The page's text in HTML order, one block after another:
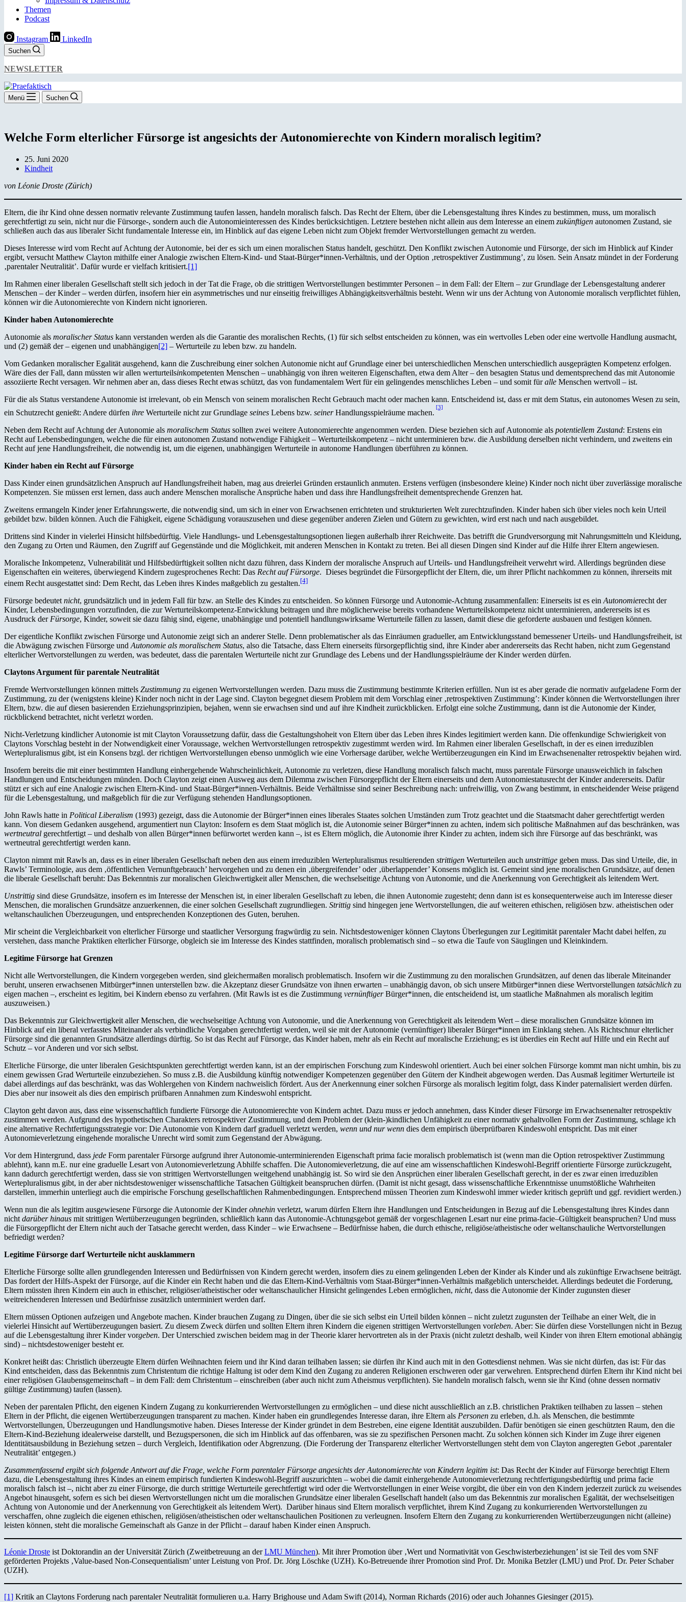
Themen
Podcast
Instagram LinkedIn
Suchen
NEWSLETTER
Menü Suchen
Welche Form elterlicher Fürsorge ist angesichts der Autonomierechte von Kindern moralisch legitim?
25. Juni 2020
Kindheit
von Léonie Droste (Zürich)
Eltern, die ihr Kind ohne dessen normativ relevante Zustimmung taufen lassen, handeln moralisch falsch. Das Recht der Eltern, über die Lebensgestaltung ihres Kindes zu bestimmen, muss, um moralisch
gerechtfertigt zu sein, nicht nur die Fürsorge-, sondern auch die Autonomieinteressen des Kindes berücksichtigen. Letztere bestehen nicht allein aus dem Interesse an einem zukünftigen autonomen Zustand, sie
schließen auch das aus liberaler Sicht fundamentale Interesse ein, im Hinblick auf das eigene Leben nicht zum Objekt fremder Wertvorstellungen gemacht zu werden.
Dieses Interesse wird vom Recht auf Achtung der Autonomie, bei der es sich um einen moralischen Status handelt, geschützt. Den Konflikt zwischen Autonomie und Fürsorge, der sich im Hinblick auf Kinder
ergibt, versucht Matthew Clayton mithilfe einer Analogie zwischen Eltern-Kind- und Staat-Bürger*innen-Verhältnis, und der Option ‚retrospektiver Zustimmung’, zu lösen. Sein Ansatz mündet in der Forderung
‚parentaler Neutralität’. Dafür wurde er vielfach kritisiert.[1]
Im Rahmen einer liberalen Gesellschaft stellt sich jedoch in der Tat die Frage, ob die strittigen Wertvorstellungen bestimmter Personen – in dem Fall: der Eltern – zur Grundlage der Lebensgestaltung anderer
Menschen – der Kinder – werden dürfen, insofern hier ein asymmetrisches und nur einseitig freiwilliges Abhängigkeitsverhältnis besteht. Wenn wir uns der Achtung von Autonomie moralisch verpflichtet fühlen,
können wir die Autonomierechte von Kindern nicht ignorieren.
Kinder haben Autonomierechte
Autonomie als moralischer Status kann verstanden werden als die Garantie des moralischen Rechts, (1) für sich selbst entscheiden zu können, was ein wertvolles Leben oder eine wertvolle Handlung ausmacht,
und (2) gemäß der – eigenen und unabhängigen[2] – Werturteile zu leben bzw. zu handeln.
Vom Gedanken moralischer Egalität ausgehend, kann die Zuschreibung einer solchen Autonomie nicht auf Grundlage einer bei unterschiedlichen Menschen unterschiedlich ausgeprägten Kompetenz erfolgen.
Wäre dies der Fall, dann müssten wir allen werturteilsinkompetenten Menschen – unabhängig von ihren weiteren Eigenschaften, etwa dem Alter – den besagten Status und dementsprechend das mit Autonomie
assoziierte Recht versagen. Wir nehmen aber an, dass dieses Recht etwas schützt, das von fundamentalem Wert für ein gelingendes menschliches Leben – und somit füralle Menschen wertvoll – ist.
Für die als Status verstandene Autonomie ist irrelevant, ob ein Mensch von seinem moralischen Recht Gebrauch macht oder machen kann. Entscheidend ist, dass er mit dem Status, ein autonomes Wesen zu sein,
ein Schutzrecht genießt: Andere dürfen ihre Werturteile nicht zur Grundlage seines Lebens bzw. seinerHandlungsspielräume machen.
[3]
Neben dem Recht auf Achtung der Autonomie als moralischem Status sollten zwei weitere Autonomierechte angenommen werden. Diese beziehen sich auf Autonomie als potentiellem Zustand: Erstens ein
Recht auf Lebensbedingungen, welche die für einen autonomen Zustand notwendige Fähigkeit – Werturteilskompetenz – nicht unterminieren bzw. die Ausbildung derselben nicht verhindern, und zweitens ein
Recht auf jene Handlungsfreiheit, die notwendig ist, um die eigenen, unabhängigen Werturteile in autonome Handlungen überführen zu können.
Kinder haben ein Recht auf Fürsorge
Dass Kinder einen grundsätzlichen Anspruch auf Handlungsfreiheit haben, mag aus dreierlei Gründen erstaunlich anmuten. Erstens verfügen (insbesondere kleine) Kinder noch nicht über zuverlässige moralische
Kompetenzen. Sie müssen erst lernen, dass auch andere Menschen moralische Ansprüche haben und dass ihre Handlungsfreiheit dementsprechende Grenzen hat.
Zweitens ermangeln Kinder jener Erfahrungswerte, die notwendig sind, um sich in einer von Erwachsenen errichteten und strukturierten Welt zurechtzufinden. Kinder haben sich über vieles noch kein Urteil
gebildet bzw. bilden können. Auch die Fähigkeit, eigene Schädigung vorauszusehen und diese gegenüber anderen Zielen und Gütern zu gewichten, wird erst nach und nach ausgebildet.
Drittens sind Kinder in vielerlei Hinsicht hilfsbedürftig. Viele Handlungs- und Lebensgestaltungsoptionen liegen außerhalb ihrer Reichweite. Das betrifft die Grundversorgung mit Nahrungsmitteln und Kleidung,
den Zugang zu Orten und Räumen, den Zugriff auf Gegenstände und die Möglichkeit, mit anderen Menschen in Kontakt zu treten. Bei all diesen Dingen sind Kinder auf die Hilfe ihrer Eltern angewiesen.
Moralische Inkompetenz, Vulnerabilität und Hilfsbedürftigkeit sollten nicht dazu führen, dass Kindern der moralische Anspruch auf Urteils- und Handlungsfreiheit verwehrt wird. Allerdings begründen diese
Eigenschaften ein weiteres, überwiegend Kindern zugesprochenes Recht: Das Recht auf Fürsorge. Dieses begründet die Fürsorgepflicht der Eltern, die, um ihrer Pflicht nachkommen zu können, ihrerseits mit
einem Recht ausgestattet sind: Dem Recht, das Leben ihres Kindes maßgeblich zu gestalten.[4]
Fürsorge bedeutet nicht, grundsätzlich und in jedem Fall für bzw. an Stelle des Kindes zu entscheiden. So können Fürsorge und Autonomie-Achtung zusammenfallen: Einerseits ist es ein Autonomierecht der
Kinder, Lebensbedingungen vorzufinden, die zur Werturteilskompetenz-Entwicklung beitragen und ihre möglicherweise bereits vorhandene Werturteilskompetenz nicht unterminieren, andererseits ist es
Ausdruck der Fürsorge, Kinder, soweit sie dazu fähig sind, eigene, unabhängige und potentiell handlungswirksame Werturteile fällen zu lassen, damit diese die geforderte ausbauen und festigen können.
Der eigentliche Konflikt zwischen Fürsorge und Autonomie zeigt sich an anderer Stelle. Denn problematischer als das Einräumen gradueller, am Entwicklungsstand bemessener Urteils- und Handlungsfreiheit, ist
die Abwägung zwischen Fürsorge und Autonomie als moralischem Status, also die Tatsache, dass Eltern einerseits fürsorgepflichtig sind, ihre Kinder aber andererseits das Recht haben, nicht zum Gegenstand
elterlicher Wertvorstellungen zu werden, was bedeutet, dass die parentalen Werturteile nicht zur Grundlage des Lebens und der Handlungsspielräume der Kinder werden dürfen.
Claytons Argument für parentale Neutralität
Fremde Wertvorstellungen können mittels Zustimmung zu eigenen Wertvorstellungen werden. Dazu muss die Zustimmung bestimmte Kriterien erfüllen. Nun ist es aber gerade die normativ aufgeladene Form der
Zustimmung, zu der (wenigstens kleine) Kinder noch nicht in der Lage sind. Clayton begegnet diesem Problem mit dem Vorschlag einer ‚retrospektiven Zustimmung’: Kinder können die Wertvorstellungen ihrer
Eltern, bzw. die auf diesen basierenden Erziehungsprinzipien, bejahen, wenn sie erwachsen sind und auf ihre Kindheit zurückblicken. Erfolgt eine solche Zustimmung, dann ist die Autonomie der Kinder,
rückblickend betrachtet, nicht verletzt worden.
Nicht-Verletzung kindlicher Autonomie ist mit Clayton Voraussetzung dafür, dass die Gestaltungshoheit von Eltern über das Leben ihres Kindes legitimiert werden kann. Die offenkundige Schwierigkeit von
Claytons Vorschlag besteht in der Notwendigkeit einer Voraussage, welchen Wertvorstellungen retrospektiv zugestimmt werden wird. Im Rahmen einer liberalen Gesellschaft, in der es einen irreduziblen
Wertepluralismus gibt, ist ein Konsens bzgl. der richtigen Wertvorstellungen ebenso unmöglich wie eine Vorhersage darüber, welche Wertüberzeugungen ein Kind im Erwachsenenalter retrospektiv bejahen wird.
Insofern bereits die mit einer bestimmten Handlung einhergehende Wahrscheinlichkeit, Autonomie zu verletzen, diese Handlung moralisch falsch macht, muss parentale Fürsorge unausweichlich in falschen
Handlungen und Entscheidungen münden. Doch Clayton zeigt einen Ausweg aus dem Dilemma zwischen Fürsorgepflicht der Eltern einerseits und dem Autonomiestatusrecht der Kinder andererseits. Dafür
stützt er sich auf eine Analogie zwischen Eltern-Kind- und Staat-Bürger*innen-Verhältnis. Beide Verhältnisse sind seiner Beschreibung nach: unfreiwillig, von Zwang bestimmt, in entscheidender Weise prägend
für die Lebensgestaltung, und maßgeblich für die zur Verfügung stehenden Handlungsoptionen.
John Rawls hatte in Political Liberalism (1993) gezeigt, dass die Autonomie der Bürger*innen eines liberales Staates solchen Umständen zum Trotz geachtet und die Staatsmacht daher gerechtfertigt werden
kann. Von diesem Gedanken ausgehend, argumentiert nun Clayton: Insofern es dem Staat möglich ist, die Autonomie seiner Bürger*innen zu achten, indem sich politische Maßnahmen auf das beschränken, was
wertneutral gerechtfertigt – und deshalb von allen Bürger*innen befürwortet werden kann –, ist es Eltern möglich, die Autonomie ihrer Kinder zu achten, indem sich ihre Fürsorge auf das beschränkt, was
wertneutral gerechtfertigt werden kann.
Clayton nimmt mit Rawls an, dass es in einer liberalen Gesellschaft neben den aus einem irreduziblen Wertepluralismus resultierenden strittigen Werturteilen auch unstrittige geben muss. Das sind Urteile, die, in
Rawls’ Terminologie, aus dem ‚öffentlichen Vernunftgebrauch’ hervorgehen und zu denen ein ‚übergreifender’ oder ‚überlappender’ Konsens möglich ist. Gemeint sind jene moralischen Grundsätze, auf denen
die liberale Gesellschaft beruht: Das Bekenntnis zur moralischen Gleichwertigkeit aller Menschen, die wechselseitige Achtung von Autonomie, und die Anerkennung von Gerechtigkeit als leitendem Wert.
Unstrittig sind diese Grundsätze, insofern es im Interesse der Menschen ist, in einer liberalen Gesellschaft zu leben, die ihnen Autonomie zugesteht; denn dann ist es konsequenterweise auch im Interesse dieser
Menschen, die moralischen Grundsätze anzuerkennen, die einer solchen Gesellschaft zugrundliegen. Strittig sind hingegen jene Wertvorstellungen, die auf weiteren ethischen, religiösen bzw. atheistischen oder
weltanschaulichen Überzeugungen, und entsprechenden Konzeptionen des Guten, beruhen.
Mir scheint die Vergleichbarkeit von elterlicher Fürsorge und staatlicher Versorgung fragwürdig zu sein. Nichtsdestoweniger können Claytons Überlegungen zur Legitimität parentaler Macht dabei helfen, zu
verstehen, dass manche Praktiken elterlicher Fürsorge, obgleich sie im Interesse des Kindes stattfinden, moralisch problematisch sind – so etwa die Taufe von Säuglingen und Kleinkindern.
Legitime Fürsorge hat Grenzen
Nicht alle Wertvorstellungen, die Kindern vorgegeben werden, sind gleichermaßen moralisch problematisch. Insofern wir die Zustimmung zu den moralischen Grundsätzen, auf denen das liberale Miteinander
beruht, unseren erwachsenen Mitbürger*innen unterstellen bzw. die Akzeptanz dieser Grundsätze von ihnen erwarten – unabhängig davon, ob sich unsere Mitbürger*innen diese Wertvorstellungen tatsächlich zu
eigen machen –, erscheint es legitim, bei Kindern ebenso zu verfahren. (Mit Rawls ist es die Zustimmung vernünftigerBürger*innen, die entscheidend ist, um staatliche Maßnahmen als moralisch legitim
auszuweisen.)
Das Bekenntnis zur Gleichwertigkeit aller Menschen, die wechselseitige Achtung von Autonomie, und die Anerkennung von Gerechtigkeit als leitendem Wert – diese moralischen Grundsätze können im
Hinblick auf ein liberal verfasstes Miteinander als verbindliche Vorgaben gerechtfertigt werden, weil sie mit der Autonomie (vernünftiger) liberaler Bürger*innen im Einklang stehen. Als Richtschnur elterlicher
Fürsorge sind die genannten Grundsätze allerdings dürftig. So ist das Recht auf Fürsorge, das Kinder haben, mehr als ein Recht auf moralische Erziehung; es ist überdies ein Recht auf Hilfe und ein Recht auf
Schutz – vor Anderen und vor sich selbst.
Elterliche Fürsorge, die unter liberalen Gesichtspunkten gerechtfertigt werden kann, ist an der empirischen Forschung zum Kindeswohl orientiert. Auch bei einer solchen Fürsorge kommt man nicht umhin, bis zu
einem gewissen Grad Werturteile einzubeziehen. So muss z.B. die Ausbildung künftig notwendiger Kompetenzen gegenüber den Gütern der Kindheit abgewogen werden. Das Ausmaß legitimer Werturteile ist
dabei allerdings auf das beschränkt, was das Wohlergehen von Kindern nachweislich fördert. Aus der Anerkennung einer solchen Fürsorge als moralisch legitim folgt, dass Kinder paternalisiert werden dürfen.
Dies aber nur insoweit als dies den empirisch prüfbaren Annahmen zum Kindeswohl entspricht.
Clayton geht davon aus, dass eine wissenschaftlich fundierte Fürsorge die Autonomierechte von Kindern achtet. Dazu muss er jedoch annehmen, dass Kinder dieser Fürsorge im Erwachsenenalter retrospektiv
zustimmen werden. Aufgrund des hypothetischen Charakters retrospektiver Zustimmung, und dem Problem der (klein-)kindlichen Unfähigkeit zu einer normativ gehaltvollen Form der Zustimmung, schlage ich
eine alternative Rechtfertigungsstrategie vor: Die Autonomie von Kindern darf graduell verletzt werden, wenn und nur wenn dies dem empirisch überprüfbaren Kindeswohl entspricht. Das mit einer
Autonomieverletzung eingehende moralische Unrecht wird somit zum Gegenstand der Abwägung.
Vor dem Hintergrund, dass jede Form parentaler Fürsorge aufgrund ihrer Autonomie-unterminierenden Eigenschaft prima facie moralisch problematisch ist (wenn man die Option retrospektiver Zustimmung
ablehnt), kann m.E. nur eine graduelle Lesart von Autonomieverletzung Abhilfe schaffen. Die Autonomieverletzung, die auf eine am wissenschaftlichen Kindeswohl-Begriff orientierte Fürsorge zurückzugeht,
kann dadurch gerechtfertigt werden, dass sie von strittigen Wertvorstellungen weitgehend unabhängig ist. So wird sie den Ansprüchen einer liberalen Gesellschaft gerecht, in der es zwar einen irreduziblen
Wertepluralismus gibt, in der aber nichtsdestoweniger wissenschaftliche Tatsachen Gültigkeit beanspruchen dürfen. (Damit ist nicht gesagt, dass wissenschaftliche Erkenntnisse unumstößliche Wahrheiten
darstellen, immerhin unterliegt auch die empirische Forschung gesellschaftlichen Rahmenbedingungen. Entsprechend müssen Theorien zum Kindeswohl immer wieder kritisch geprüft und ggf. revidiert werden.)
Wenn nun die als legitim ausgewiesene Fürsorge die Autonomie der Kinderohnehin verletzt, warum dürfen Eltern ihre Handlungen und Entscheidungen in Bezug auf die Lebensgestaltung ihres Kindes dann
nicht darüber hinaus mit strittigen Wertüberzeugungen begründen, schließlich kann das Autonomie-Achtungsgebot gemäß der vorgeschlagenen Lesart nur eine prima-facie–Gültigkeit beanspruchen? Und muss
die Fürsorgepflicht der Eltern nicht auch der Tatsache gerecht werden, dass Kinder – wie Erwachsene – Bedürfnisse haben, die durch ethische, religiöse/atheistische oder weltanschauliche Wertvorstellungen
befriedigt werden?
Legitime Fürsorge darf Werturteile nicht ausklammern
Elterliche Fürsorge sollte allen grundlegenden Interessen und Bedürfnissen von Kindern gerecht werden, insofern dies zu einem gelingenden Leben der Kinder als Kinder und als zukünftige Erwachsene beiträgt.
Das fordert der Hilfs-Aspekt der Fürsorge, auf die Kinder ein Recht haben und die das Eltern-Kind-Verhältnis vom Staat-Bürger*innen-Verhältnis maßgeblich unterscheidet. Allerdings bedeutet die Forderung,
Eltern müssten ihren Kindern ein auch in ethischer, religiöser/atheistischer oder weltanschaulicher Hinsicht gelingendes Leben ermöglichen, nicht, dass die Autonomie der Kinder zugunsten dieser
weitreichenderen Interessen und Bedürfnisse zusätzlich unterminiert werden darf.
Eltern müssen Optionen aufzeigen und Angebote machen. Kinder brauchen Zugang zu Dingen, über die sie sich selbst ein Urteil bilden können – nicht zuletzt zugunsten der Teilhabe an einer Welt, die in
vielerlei Hinsicht auf Wertüberzeugungen basiert. Zu diesem Zweck dürfen und sollten Eltern ihren Kindern die eigenen strittigen Wertvorstellungen vorleben. Aber: Sie dürfen diese Vorstellungen nicht in Bezug
auf die Lebensgestaltung ihrer Kinder vorgeben. Der Unterschied zwischen beidem mag in der Theorie klarer hervortreten als in der Praxis (nicht zuletzt deshalb, weil Kinder von ihren Eltern emotional abhängig
sind) – nichtsdestoweniger besteht er.
Konkret heißt das: Christlich überzeugte Eltern dürfen Weihnachten feiern und ihr Kind daran teilhaben lassen; sie dürfen ihr Kind auch mit in den Gottesdienst nehmen. Was sie nicht dürfen, das ist: Für das
Kind entscheiden, dass das Bekenntnis zum Christentum die richtige Haltung ist oder dem Kind den Zugang zu anderen Religionen erschweren oder gar verwehren. Entsprechend dürfen Eltern ihr Kind nicht bei
einer religiösen Glaubensgemeinschaft – in dem Fall: dem Christentum – einschreiben (aber auch nicht zum Atheismus verpflichten). Sie handeln moralisch falsch, wenn sie ihr Kind (ohne dessen normativ
gültige Zustimmung) taufen (lassen).
Neben der parentalen Pflicht, den eigenen Kindern Zugang zu konkurrierenden Wertvorstellungen zu ermöglichen – und diese nicht ausschließlich an z.B. christlichen Praktiken teilhaben zu lassen – stehen
Eltern in der Pflicht, die eigenen Wertüberzeugungen transparent zu machen. Kinder haben ein grundlegendes Interesse daran, ihre Eltern als Personen zu erleben, d.h. als Menschen, die bestimmte
Wertvorstellungen, Überzeugungen und Handlungsmotive haben. Dieses Interesse der Kinder gründet in dem Bestreben, eine eigene Identität auszubilden. Dafür benötigen sie einen geschützten Raum, den die
Eltern-Kind-Beziehung idealerweise darstellt, und Bezugspersonen, die sich im Hinblick auf das offenbaren, was sie zu spezifischen Personen macht. Zu solchen können sich Kinder im Zuge ihrer eigenen
Identitätsausbildung in Beziehung setzen – durch Vergleich, Identifikation oder Abgrenzung. (Die Forderung der Transparenz elterlicher Wertvorstellungen steht dem von Clayton angeregten Gebot ‚parentaler
Neutralität’ entgegen.)
Zusammenfassend ergibt sich folgende Antwort auf die Frage, welche Form parentaler Fürsorge angesichts der Autonomierechte von Kindern legitim ist: Das Recht der Kinder auf Fürsorge berechtigt Eltern
dazu, die Lebensgestaltung ihres Kindes an einem empirisch fundierten Kindeswohl-Begriff auszurichten – wobei die damit einhergehende Autonomieverletzung rechtfertigungsbedürftig und prima facie
moralisch falsch ist –, nicht aber zu einer Fürsorge, die durch strittige Werturteile gerechtfertigt wird oder die Wertvorstellungen in einer Weise vorgibt, die über ein von den Kindern jederzeit zurück zu weisendes
Angebot hinausgeht, sofern es sich bei diesen Wertvorstellungen nicht um die moralischen Grundsätze einer liberalen Gesellschaft handelt (also um das Bekenntnis zur moralischen Egalität, der wechselseitigen
Achtung von Autonomie und der Anerkennung von Gerechtigkeit als leitendem Wert). Darüber hinaus sind Eltern moralisch verpflichtet, ihrem Kind Zugang zu konkurrierenden Wertvorstellungen zu
verschaffen, ohne zugleich die eigenen ethischen, religiösen/atheistischen oder weltanschaulichen Positionen zu verleugnen. Insofern Eltern den Zugang zu konkurrierenden Wertüberzeugungen nicht (alleine)
leisten können, steht die moralische Gemeinschaft als Ganze in der Pflicht – darauf haben Kinder einen Anspruch.
Léonie Droste ist Doktorandin an der Universität Zürich (Zweitbetreuung an derLMU München). Mit ihrer Promotion über ‚Wert und Normativität von Geschwisterbeziehungen’ ist sie Teil des vom SNF
geförderten Projekts ‚Value-based Non-Consequentialism’ unter Leistung von Prof. Dr. Jörg Löschke (UZH). Ko-Betreuende ihrer Promotion sind Prof. Dr. Monika Betzler (LMU) und Prof. Dr. Peter Schaber
(UZH).
[1] Kritik an Claytons Forderung nach parentaler Neutralität formulieren u.a. Harry Brighouse und Adam Swift (2014), Norman Richards (2016) oder auch Johannes Giesinger (2015).